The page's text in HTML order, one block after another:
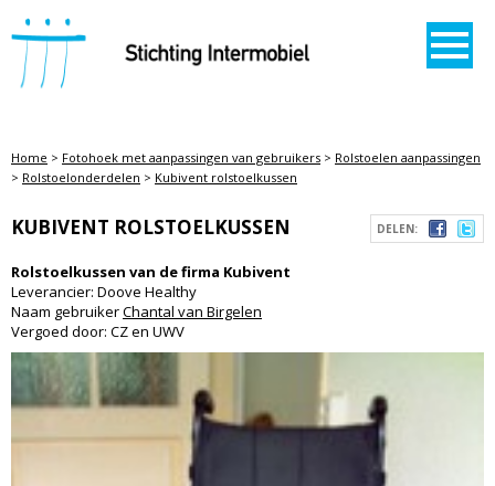
STICHTING INTERMOBIEL
Home > Fotohoek met aanpassingen van gebruikers > Rolstoelen aanpassingen
> Rolstoelonderdelen > Kubivent rolstoelkussen
DELEN:
KUBIVENT ROLSTOELKUSSEN
Rolstoelkussen van de firma Kubivent
Leverancier: Doove Healthy
Naam gebruikerChantal van Birgelen
Vergoed door: CZ en UWV